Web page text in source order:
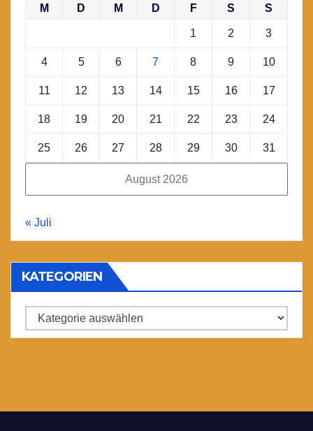
August 2026
M D M D F S S
1 2 3
4 5 6 7 8 9 10
11 12 13 14 15 16 17
18 19 20 21 22 23 24
25 26 27 28 29 30 31
« Juli
KATEGORIEN
Kategorien